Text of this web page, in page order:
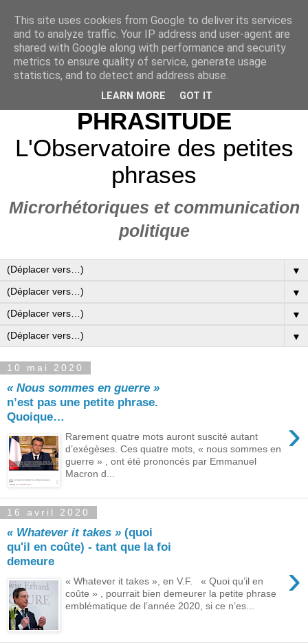
PHRASITUDE
L'Observatoire des petites
phrases
Microrhétoriques et communication
politique
▼
▼
▼
▼
10 mai 2020
« Nous sommes en guerre »
n’est pas une petite phrase.
Quoique…
›
Rarement quatre mots auront suscité autant
d’exégèses. Ces quatre mots, « nous sommes en
guerre » , ont été prononcés par Emmanuel
Macron d...
16 avril 2020
« Whatever it takes » (quoi
qu'il en coûte) ‑ tant que la foi
demeure
›
« Whatever it takes », en V.F. « Quoi qu’il en
coûte » , pourrait bien demeurer la petite phrase
emblématique de l’année 2020, si ce n’es...
This site uses cookies from Google to deliver its services
and to analyze traffic. Your IP address and user-agent are
shared with Google along with performance and security
metrics to ensure quality of service, generate usage
statistics, and to detect and address abuse.
LEARN MORE GOT IT